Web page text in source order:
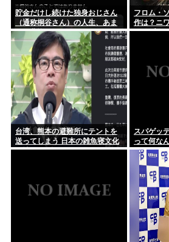
族へのお...
【画像】白サターンが出た時の衝撃は
年半でこ...
マチアプで会った女とお泊まりデート
今日、俺の誕生日
【緊急高市速報】2026年製のエアコン
『ジャンポケ斉藤、懲役7年の求刑』 こ
ジャンポケ斉藤慎二の妻・瀬戸サオリ
貯金だけし続けた独身おじさん
（通称桐谷さん）の人生、あま
りに悲惨すぎるwww
フロム・
作は？ニ
グ」プレ
台湾、熊本の避難所にテントを
送ってしまう 日本の雑魚寝文化
を壊すな！
スパゲッ
って何な